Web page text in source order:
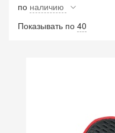
по наличию
Показывать по 40